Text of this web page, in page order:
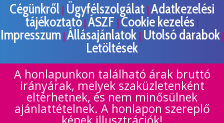
Cégünkről | Ügyfélszolgálat | Adatkezelési
tájékoztató | ÁSZF | Cookie kezelés |
Impresszum| Állásajánlatok | Utolsó darabok|
Letöltések
A honlapunkon található árak bruttó
irányárak, melyek szaküzletenként
eltérhetnek, és nem minősülnek
ajánlattételnek. A honlapon szereplő